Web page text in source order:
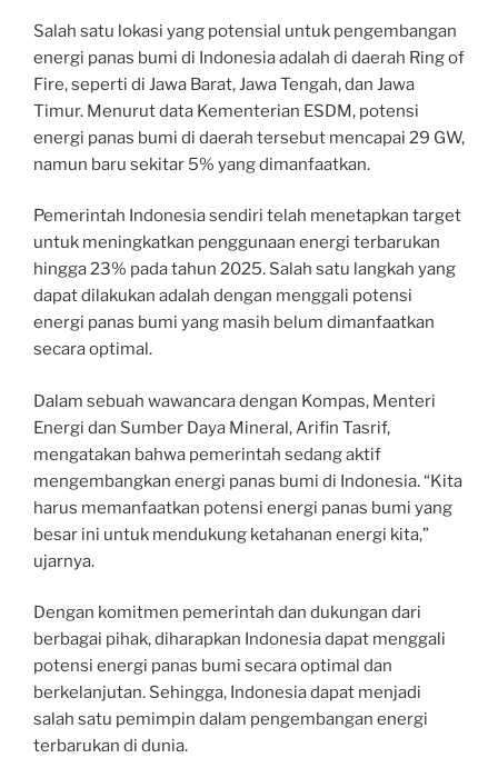
Salah satu lokasi yang potensial untuk pengembangan
energi panas bumi di Indonesia adalah di daerah Ring of
Fire, seperti di Jawa Barat, Jawa Tengah, dan Jawa
Timur. Menurut data Kementerian ESDM, potensi
energi panas bumi di daerah tersebut mencapai 29 GW,
namun baru sekitar 5% yang dimanfaatkan.
Pemerintah Indonesia sendiri telah menetapkan target
untuk meningkatkan penggunaan energi terbarukan
hingga 23% pada tahun 2025. Salah satu langkah yang
dapat dilakukan adalah dengan menggali potensi
energi panas bumi yang masih belum dimanfaatkan
secara optimal.
Dalam sebuah wawancara dengan Kompas, Menteri
Energi dan Sumber Daya Mineral, Arifin Tasrif,
mengatakan bahwa pemerintah sedang aktif
mengembangkan energi panas bumi di Indonesia. “Kita
harus memanfaatkan potensi energi panas bumi yang
besar ini untuk mendukung ketahanan energi kita,”
ujarnya.
Dengan komitmen pemerintah dan dukungan dari
berbagai pihak, diharapkan Indonesia dapat menggali
potensi energi panas bumi secara optimal dan
berkelanjutan. Sehingga, Indonesia dapat menjadi
salah satu pemimpin dalam pengembangan energi
terbarukan di dunia.